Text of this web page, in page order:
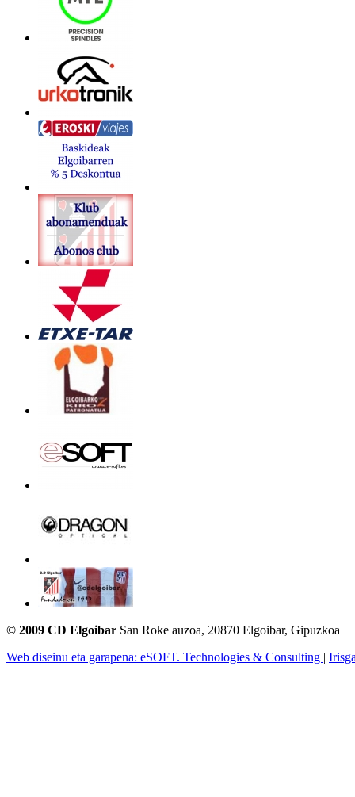
© 2009 CD Elgoibar San Roke auzoa, 20870 Elgoibar, Gipuzkoa
Web diseinu eta garapena: eSOFT. Technologies & Consulting |